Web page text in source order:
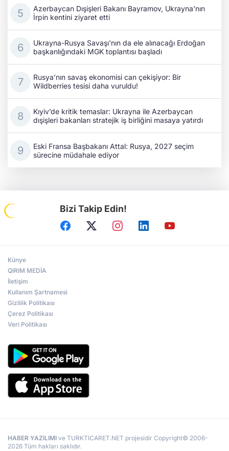
Azerbaycan Dışişleri Bakanı Bayramov, Ukrayna'nın
İrpin kentini ziyaret etti
Ukrayna-Rusya Savaşı'nın da ele alınacağı Erdoğan
başkanlığındaki MGK toplantısı başladı
Rusya’nın savaş ekonomisi can çekişiyor: Bir
Wildberries tesisi daha vuruldu!
Kıyiv’de kritik temaslar: Ukrayna ile Azerbaycan
dışişleri bakanları stratejik iş birliğini masaya yatırdı
Eski Fransa Başbakanı Attal: Rusya, 2027 seçim
sürecine müdahale ediyor
Bizi Takip Edin!
Künye
QIRIM MEDİA
İletişim
Kullanım Şartnamesi
Gizlilik Politikası
Çerez Politikası
Veri Politikası
HABER YAZILIMI ve TURKTICARET.NET projesidir Copyright© 2006-
2026 Tüm hakları saklıdır.